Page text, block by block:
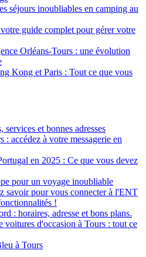
séjours inoubliables en camping au
guide complet pour gérer votre
Orléans-Tours : une évolution
Kong et Paris : Tout ce que vous
et bonnes adresses
: accédez à votre messagerie en
en 2025 : Ce que vous devez
pour un voyage inoubliable
savoir pour vous connecter à l'ENT
!
: horaires, adresse et bons plans.
voitures d'occasion à Tours : tout ce
à Tours